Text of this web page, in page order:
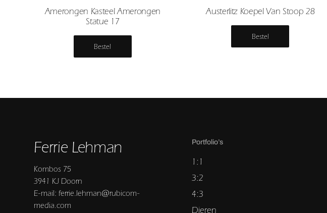
Amerongen Kasteel Amerongen
Statue 17
Bestel
Austerlitz Koepel Van Stoop 28
Bestel
Ferrie Lehman
Kombos 75
3941 KJ Doorn
E-mail: ferrie.lehman@rubicom-
media.com
Portfolio’s
1:1
3:2
4:3
Dieren